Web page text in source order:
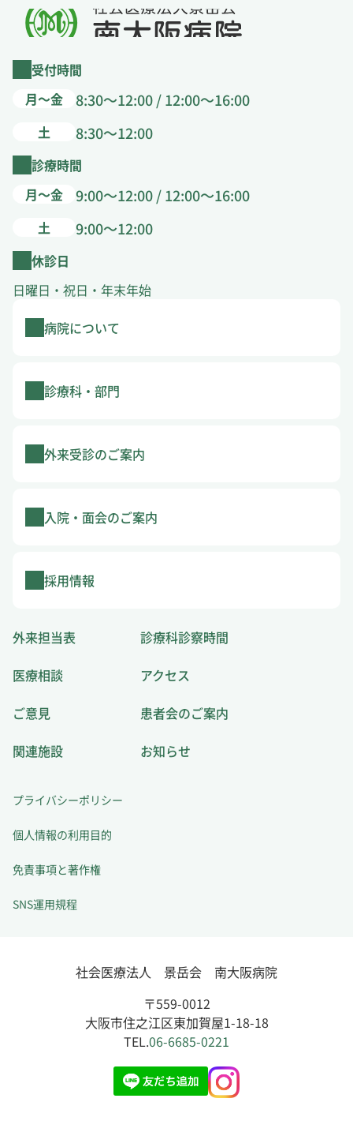
受付時間
月～金
8:30～12:00 / 12:00～16:00
土 8:30～12:00
診療時間
月～金
9:00～12:00 / 12:00～16:00
土 9:00～12:00
休診日
日曜日・祝日・年末年始
病院について
診療科・部門
外来受診のご案内
入院・面会のご案内
採用情報
外来担当表
診療科診察時間
医療相談
アクセス
ご意見
患者会のご案内
関連施設
お知らせ
プライバシーポリシー
個人情報の利用目的
免責事項と著作権
SNS運用規程
社会医療法人 景岳会 南大阪病院
〒559-0012
大阪市住之江区東加賀屋1-18-18
TEL.06-6685-0221